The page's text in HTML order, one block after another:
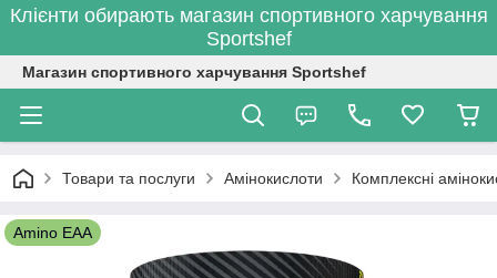
Клієнти обирають магазин спортивного харчування
Sportshef
Магазин спортивного харчування Sportshef
Товари та послуги Амінокислоти Комплексні
Amino EAA